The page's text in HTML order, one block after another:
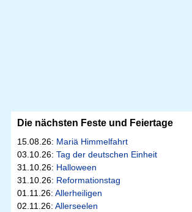
Die nächsten Feste und Feiertage
15.08.26: Mariä Himmelfahrt
03.10.26: Tag der deutschen Einheit
31.10.26: Halloween
31.10.26: Reformationstag
01.11.26: Allerheiligen
02.11.26: Allerseelen